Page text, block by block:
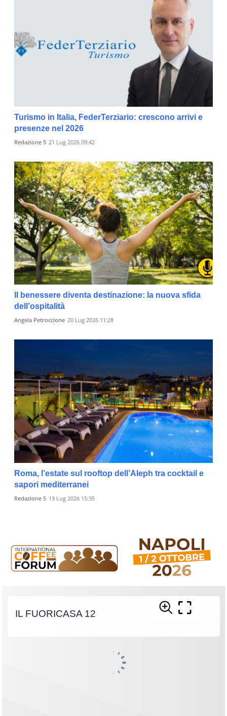
Turismo in Italia, FederTerziario: crescono arrivi e
presenze nel 2026
Redazione 5 21 Lug 2026 09:42
Il benessere diventa destinazione: la nuova sfida
dell’ospitalità
Angela Petroccione 20 Lug 2026 11:28
Roma, l’estate sul rooftop dell’Aleph tra cocktail e
sapori mediterranei
Redazione 5 13 Lug 2026 15:35